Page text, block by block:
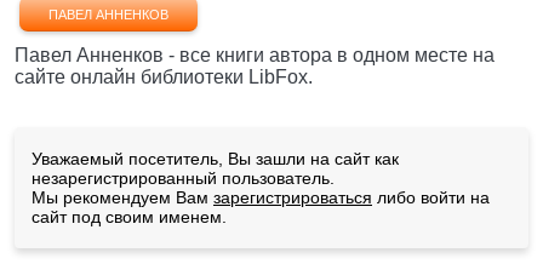
ПАВЕЛ АННЕНКОВ
Павел Анненков - все книги автора в одном месте на
сайте онлайн библиотеки LibFox.
Уважаемый посетитель, Вы зашли на сайт как
незарегистрированный пользователь.
Мы рекомендуем Вам зарегистрироваться либо войти на
сайт под своим именем.